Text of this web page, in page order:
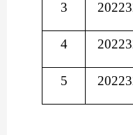
3
4
5